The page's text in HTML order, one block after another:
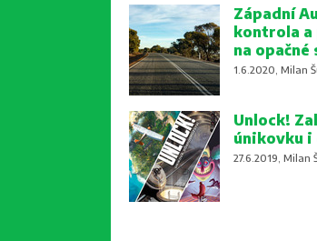
Západní
kontrola
na opačné
1.6.2020, Milan
Unlock!
únikovku i
27.6.2019, Milan